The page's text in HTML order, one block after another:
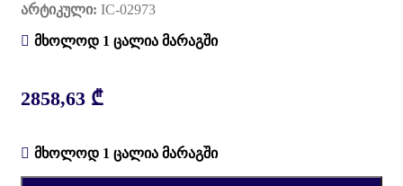
არტიკული: IC-02973
მხოლოდ 1 ცალია მარაგში
2858,63 ₾
მხოლოდ 1 ცალია მარაგში